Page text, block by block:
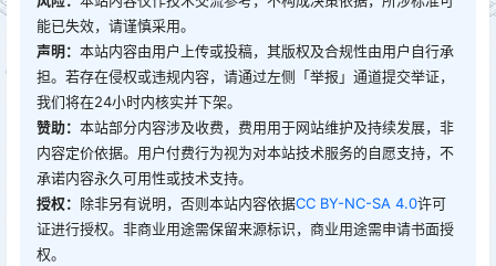
能已失效，请谨慎采用。
声明： 本站内容由用户上传或投稿，其版权及合规性由用户自行承
担。若存在侵权或违规内容，请通过左侧「举报」通道提交举证，
我们将在24小时内核实并下架。
赞助： 本站部分内容涉及收费，费用用于网站维护及持续发展，非
内容定价依据。用户付费行为视为对本站技术服务的自愿支持，不
承诺内容永久可用性或技术支持。
授权： 除非另有说明，否则本站内容依据CC BY-NC-SA 4.0许可
证进行授权。非商业用途需保留来源标识，商业用途需申请书面授
权。